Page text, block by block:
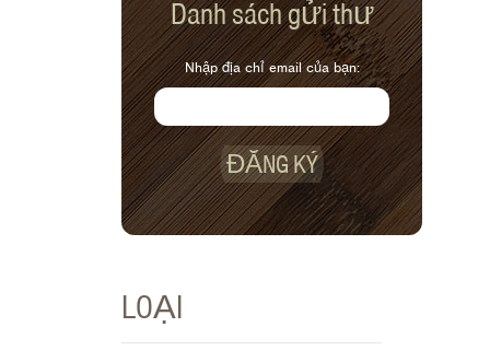
Danh sách gửi thư
Nhập địa chỉ email của bạn:
ĐĂNG KÝ
LOẠI